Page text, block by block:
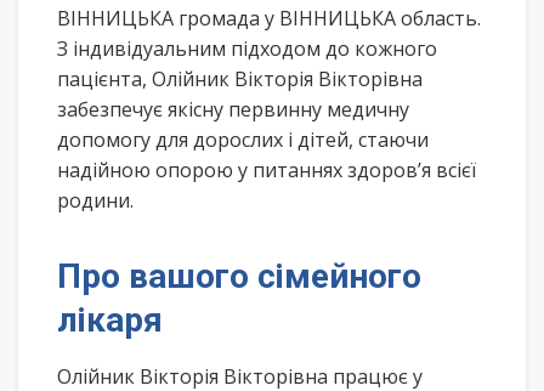
ВІННИЦЬКА громада у ВІННИЦЬКА область.
З індивідуальним підходом до кожного
пацієнта, Олійник Вікторія Вікторівна
забезпечує якісну первинну медичну
допомогу для дорослих і дітей, стаючи
надійною опорою у питаннях здоров’я всієї
родини.
Про вашого сімейного
лікаря
Олійник Вікторія Вікторівна працює у